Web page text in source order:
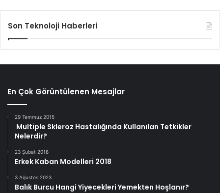
Son Teknoloji Haberleri
En Çok Görüntülenen Mesajlar
29 Temmuz 2015
Multiple Skleroz Hastalığında Kullanılan Tetkikler
Nelerdir?
23 Şubat 2018
Erkek Kaban Modelleri 2018
3 Ağustos 2023
Balık Burcu Hangi Yiyecekleri Yemekten Hoşlanır?